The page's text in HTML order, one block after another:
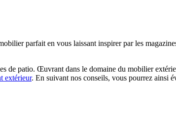
parfait en vous laissant inspirer par les
de patio. Œuvrant dans le domaine du mobilier
extérieur. En suivant nos conseils, vous pourrez ainsi